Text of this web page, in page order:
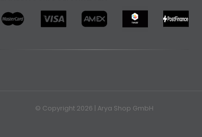
© Copyright 2026 | Arya Shop GmbH